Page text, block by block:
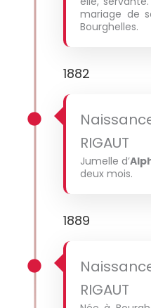
mariage de
Bourghelles.
1882
RIGAUT
Jumelle d’
deux mois.
1889
RIGAUT